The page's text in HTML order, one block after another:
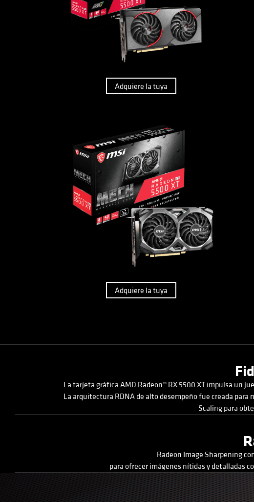
Adquiere la tuya
Adquiere la tuya
La tarjeta gráfica AMD Radeon™ RX 5500 XT impulsa un
La arquitectura RDNA de alto desempeño fue creada
Scaling para
Radeon Image Sharpening
para ofrecer imágenes nítidas y detalladas